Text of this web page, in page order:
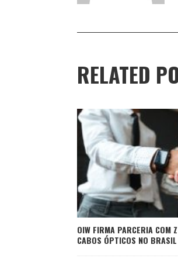
RELATED
OIW FIRMA PARCERIA COM
CABOS ÓPTICOS NO BRASIL